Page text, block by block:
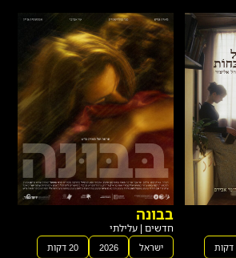
בבונה
חדשים | עלילתי
ישראל 2026 20 דקות